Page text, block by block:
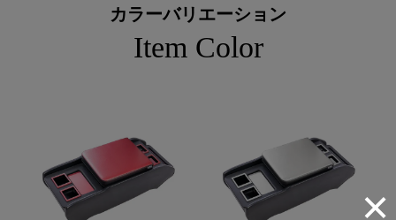
カラーバリエーション
Item Color